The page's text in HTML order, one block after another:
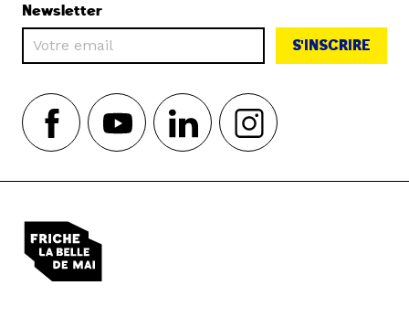
Newsletter
S'INSCRIRE